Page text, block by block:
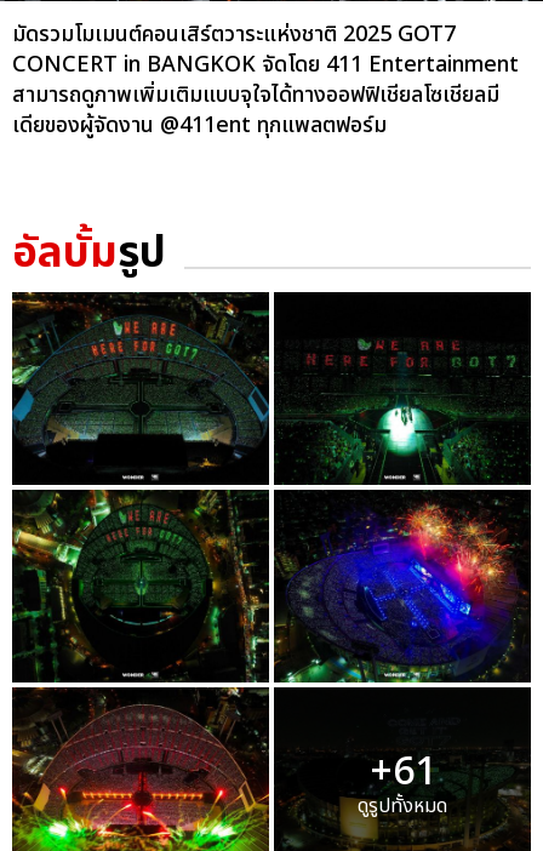
มัดรวมโมเมนต์คอนเสิร์ตวาระแห่งชาติ 2025 GOT7
CONCERT in BANGKOK จัดโดย 411 Entertainment
สามารถดูภาพเพิ่มเติมแบบจุใจได้ทางออฟฟิเชียลโซเชียลมี
เดียของผู้จัดงาน @411ent ทุกแพลตฟอร์ม
อัลบั้มรูป
+61
ดูรูปทั้งหมด